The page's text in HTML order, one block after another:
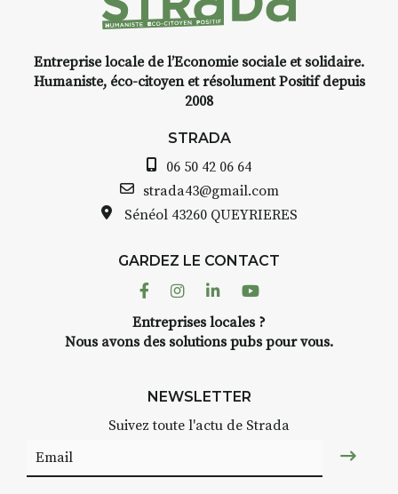
Entreprise locale de l’Economie sociale et solidaire.
Humaniste, éco-citoyen et résolument Positif depuis
2008
STRADA
06 50 42 06 64
strada43@gmail.com
Sénéol 43260 QUEYRIERES
GARDEZ LE CONTACT
FacebookInstagram
LinkedinYoutube
Entreprises locales ?
Nous avons des solutions pubs pour vous.
NEWSLETTER
Suivez toute l'actu de Strada